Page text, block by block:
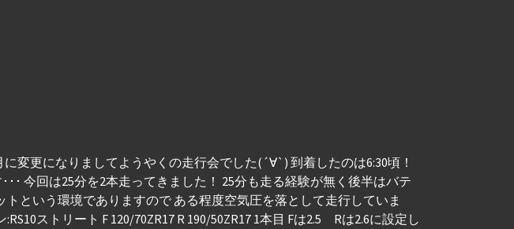
変更になりましてようやくの走行会でした(´∀`) 到着したのは6:30頃！
今回は25分を2本走ってきました！ 25分も走る経験が無く後半はバテ
という環境でありますので ある程度空気圧を落として走行していま
ストリート F 120/70ZR17 R 190/50ZR17 1本目 Fは2.5 Rは2.6に設定し